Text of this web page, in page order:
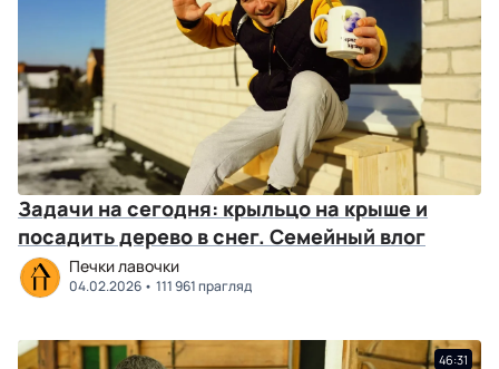
Задачи на сегодня: крыльцо на крыше и
посадить дерево в снег. Семейный влог
Печки лавочки
04.02.2026 111 961 прагляд
46:31